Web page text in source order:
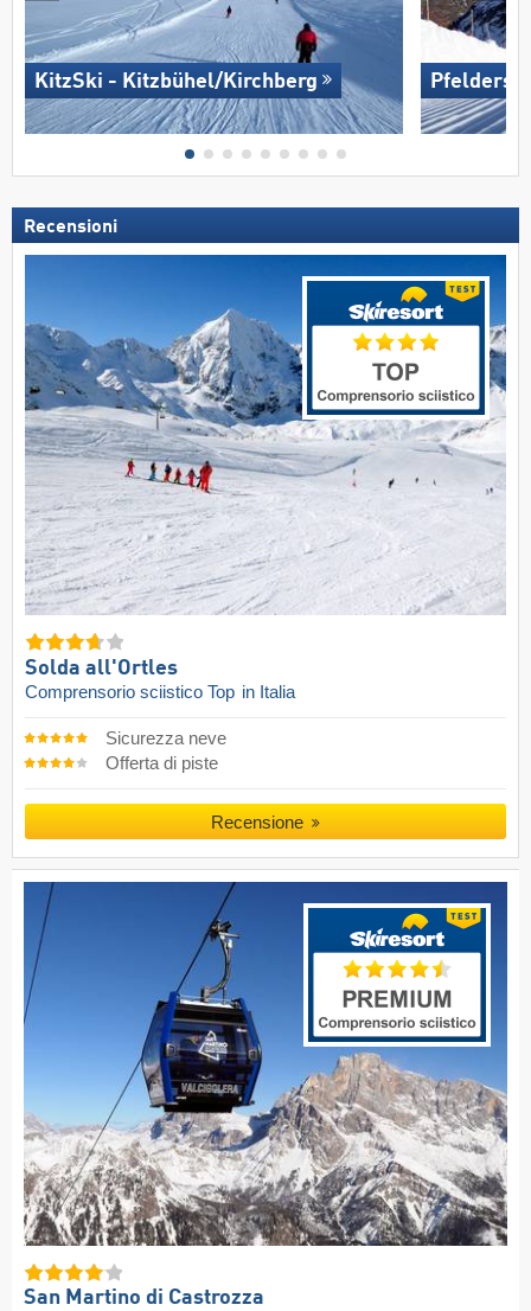
KitzSki - Kitzbühel/​Kirchberg Pfelders
Recensioni
Solda all'Ortles
Comprensorio sciistico Top in Italia
Sicurezza neve
Offerta di piste
Recensione
San Martino di Castrozza